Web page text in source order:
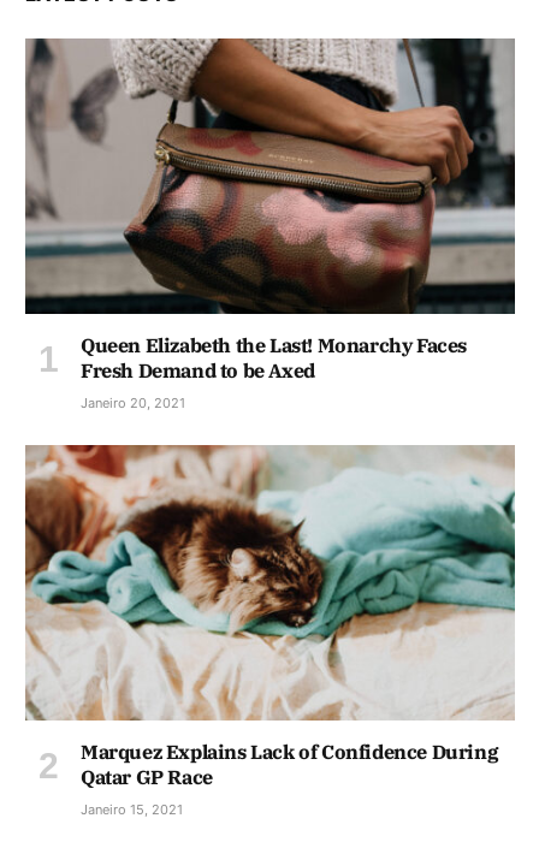
Queen Elizabeth the Last! Monarchy Faces
Fresh Demand to be Axed
Janeiro 20, 2021
Marquez Explains Lack of Confidence During
Qatar GP Race
Janeiro 15, 2021